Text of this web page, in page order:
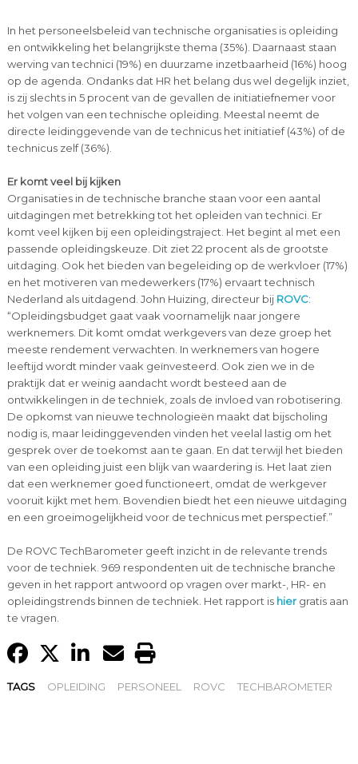
In het personeelsbeleid van technische organisaties is opleiding
en ontwikkeling het belangrijkste thema (35%). Daarnaast staan
werving van technici (19%) en duurzame inzetbaarheid (16%) hoog
op de agenda. Ondanks dat HR het belang dus wel degelijk inziet,
is zij slechts in 5 procent van de gevallen de initiatiefnemer voor
het volgen van een technische opleiding. Meestal neemt de
directe leidinggevende van de technicus het initiatief (43%) of de
technicus zelf (36%).
Er komt veel bij kijken
Organisaties in de technische branche staan voor een aantal
uitdagingen met betrekking tot het opleiden van technici. Er
komt veel kijken bij een opleidingstraject. Het begint al met een
passende opleidingskeuze. Dit ziet 22 procent als de grootste
uitdaging. Ook het bieden van begeleiding op de werkvloer (17%)
en het motiveren van medewerkers (17%) ervaart technisch
Nederland als uitdagend. John Huizing, directeur bij ROVC:
“Opleidingsbudget gaat vaak voornamelijk naar jongere
werknemers. Dit komt omdat werkgevers van deze groep het
meeste rendement verwachten. In werknemers van hogere
leeftijd wordt minder vaak geïnvesteerd. Ook zien we in de
praktijk dat er weinig aandacht wordt besteed aan de
ontwikkelingen in de techniek, zoals de invloed van robotisering.
De opkomst van nieuwe technologieën maakt dat bijscholing
nodig is, maar leidinggevenden vinden het veelal lastig om het
gesprek over de toekomst aan te gaan. En dat terwijl het bieden
van een opleiding juist een blijk van waardering is. Het laat zien
dat een werknemer goed functioneert, omdat de werkgever
vooruit kijkt met hem. Bovendien biedt het een nieuwe uitdaging
en een groeimogelijkheid voor de technicus met perspectief.”
De ROVC TechBarometer geeft inzicht in de relevante trends
voor de techniek. 969 respondenten uit de technische branche
geven in het rapport antwoord op vragen over markt-, HR- en
opleidingstrends binnen de techniek. Het rapport is hiergratis aan
te vragen.
TAGS OPLEIDING PERSONEEL ROVC TECHBAROMETER